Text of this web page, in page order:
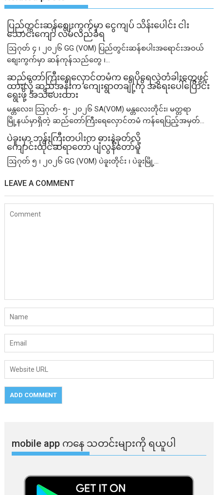
ပြည်တွင်းဆန်စျေးကွက်မှာ ငွေကျပ် သိန်းပေါင်း ငါး​
သောင်းကျော် လိမ်လည်ခံရ
ဩဂုတ် ၄ ၊ ၂၀၂၆ GG (VOM) ပြည်တွင်းဆန်စပါးအရောင်းအဝယ်
စျေးကွက်မှာ ဆန်ကုန်သည်တွေ ၊...
ဆည်တော်ကြီးရေလှောင်တမံက ရေပိုရေလွှဲတံခါးတွေဖွင့်
ထားလို့ ဆည်အနီးက ကျေးရွာတချို့ကို အရေးပေါ်ပြောင်း
ရွေးဖို့ အသိပေးထား
မန္တလေး၊ သြဂုတ်- ၅- ၂၀၂၆ SA(VOM) မန္တလေးတိုင်း၊ မတ္တရာ
မြို့နယ်မှာရှိတဲ့ ဆည်တော်ကြီးရေလှောင်တမံ ကန်ရေပြည့်အမှတ်...
ပဲခူးမှာ ဘုန်းကြီးတပါးက ဓားနဲ့ခုတ်လို့
ကျောင်းထိုင်ဆရာတော် ပျံလွန်တော်မူ
ဩဂုတ် ၅ ၊ ၂၀၂၆ GG (VOM) ပဲခူးတိုင်း ၊ ပဲခူးမြို့...
LEAVE A COMMENT
mobile app ​​ကနေ ​​သတင်းများကို ရယူပါ